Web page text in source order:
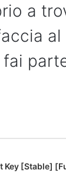
a
al
fai
Key [Stable]